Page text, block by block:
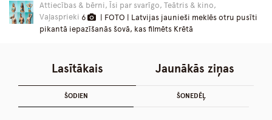
Attiecības & bērni, Īsi par svarīgo, Teātris & kino,
Vaļasprieki 6
| FOTO | Latvijas jaunieši meklēs otru pusīti
pikantā iepazīšanās šovā, kas filmēts Krētā
Lasītākais
ŠODIEN ŠONEDĒĻ
Jaunākās ziņas